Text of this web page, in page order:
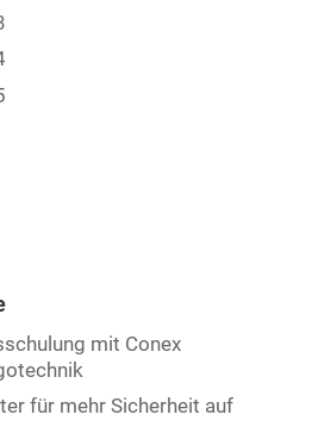
mit Conex
für mehr Sicherheit auf